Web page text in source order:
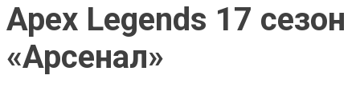
Apex Legends 17 сезон
«Арсенал»